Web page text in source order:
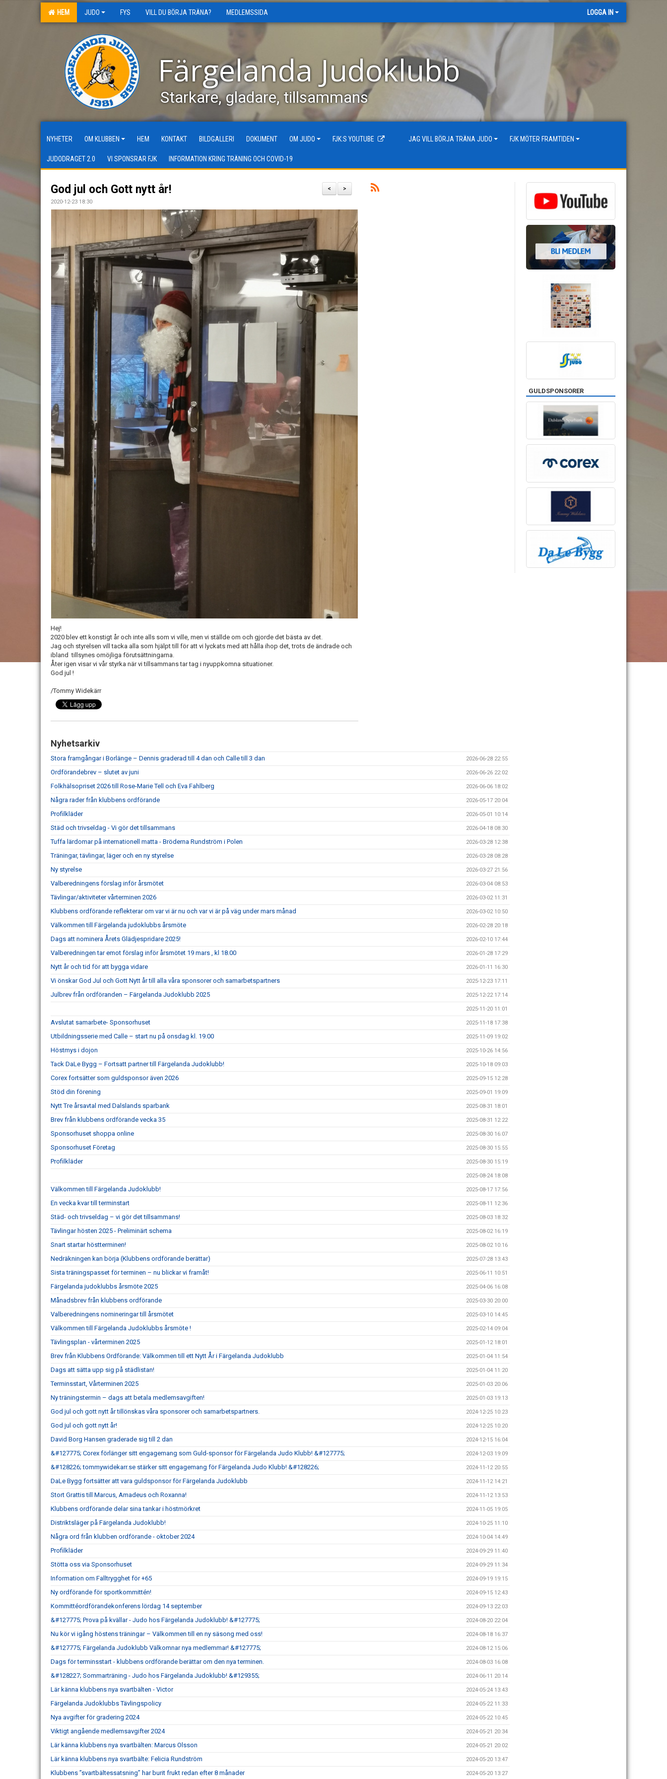
HEM JUDO FYS VILL DU BÖRJA TRÄNA? MEDLEMSSIDA LOGGA IN
Färgelanda Judoklubb
Starkare, gladare, tillsammans
NYHETER OM KLUBBEN HEM KONTAKT BILDGALLERI DOKUMENT OM JUDO FJK:S YOUTUBE JAG VILL BÖRJA TRÄNA JUDO FJK MÖTER FRAMTIDEN
JUDODRAGET 2.0 VI SPONSRAR FJK INFORMATION KRING TRÄNING OCH COVID-19
>
<
God jul och Gott nytt år!
2020-12-23 18:30
Hej!
2020 blev ett konstigt år och inte alls som vi ville, men vi ställde om och gjorde det bästa av det.
Jag och styrelsen vill tacka alla som hjälpt till för att vi lyckats med att hålla ihop det, trots de ändrade och
ibland tillsynes omöjliga förutsättningarna.
Åter igen visar vi vår styrka när vi tillsammans tar tag i nyuppkomna situationer.
God jul !
/Tommy Widekärr
Nyhetsarkiv
Stora framgångar i Borlänge – Dennis graderad till 4 dan och Calle till 3 dan 2026-06-28 22:55
Ordförandebrev – slutet av juni 2026-06-26 22:02
Folkhälsopriset 2026 till Rose-Marie Tell och Eva Fahlberg 2026-06-06 18:02
Några rader från klubbens ordförande 2026-05-17 20:04
Profilkläder 2026-05-01 10:14
Städ och trivseldag - Vi gör det tillsammans 2026-04-18 08:30
Tuffa lärdomar på internationell matta - Bröderna Rundström i Polen 2026-03-28 12:38
Träningar, tävlingar, läger och en ny styrelse 2026-03-28 08:28
Ny styrelse 2026-03-27 21:56
Valberedningens förslag inför årsmötet 2026-03-04 08:53
Tävlingar/aktiviteter vårterminen 2026 2026-03-02 11:31
Klubbens ordförande reflekterar om var vi är nu och var vi är på väg under mars månad 2026-03-02 10:50
Välkommen till Färgelanda judoklubbs årsmöte 2026-02-28 20:18
Dags att nominera Årets Glädjespridare 2025! 2026-02-10 17:44
Valberedningen tar emot förslag inför årsmötet 19 mars , kl 18.00 2026-01-28 17:29
Nytt år och tid för att bygga vidare 2026-01-11 16:30
Vi önskar God Jul och Gott Nytt år till alla våra sponsorer och samarbetspartners 2025-12-23 17:11
Julbrev från ordföranden – Färgelanda Judoklubb 2025 2025-12-22 17:14
2025-11-20 11:01
Avslutat samarbete- Sponsorhuset 2025-11-18 17:38
Utbildningsserie med Calle – start nu på onsdag kl. 19.00 2025-11-09 19:02
Höstmys i dojon 2025-10-26 14:56
Tack DaLe Bygg – Fortsatt partner till Färgelanda Judoklubb! 2025-10-18 09:03
Corex fortsätter som guldsponsor även 2026 2025-09-15 12:28
Stöd din förening 2025-09-01 19:09
Nytt Tre årsavtal med Dalslands sparbank 2025-08-31 18:01
Brev från klubbens ordförande vecka 35 2025-08-31 12:22
Sponsorhuset shoppa online 2025-08-30 16:07
Sponsorhuset Företag 2025-08-30 15:55
Profilkläder 2025-08-30 15:19
2025-08-24 18:08
Välkommen till Färgelanda Judoklubb! 2025-08-17 17:56
En vecka kvar till terminstart 2025-08-11 12:36
Städ- och trivseldag – vi gör det tillsammans! 2025-08-03 18:32
Tävlingar hösten 2025 - Preliminärt schema 2025-08-02 16:19
Snart startar höstterminen! 2025-08-02 10:16
Nedräkningen kan börja (Klubbens ordförande berättar) 2025-07-28 13:43
Sista träningspasset för terminen – nu blickar vi framåt! 2025-06-11 10:51
Färgelanda judoklubbs årsmöte 2025 2025-04-06 16:08
Månadsbrev från klubbens ordförande 2025-03-30 20:00
Valberedningens nomineringar till årsmötet 2025-03-10 14:45
Välkommen till Färgelanda Judoklubbs årsmöte ! 2025-02-14 09:04
Tävlingsplan - vårterminen 2025 2025-01-12 18:01
Brev från Klubbens Ordförande: Välkommen till ett Nytt År i Färgelanda Judoklubb 2025-01-04 11:54
Dags att sätta upp sig på städlistan! 2025-01-04 11:20
Terminsstart, Vårterminen 2025 2025-01-03 20:06
Ny träningstermin – dags att betala medlemsavgiften! 2025-01-03 19:13
God jul och gott nytt år tillönskas våra sponsorer och samarbetspartners. 2024-12-25 10:23
God jul och gott nytt år! 2024-12-25 10:20
David Borg Hansen graderade sig till 2 dan 2024-12-15 16:04
&#127775; Corex förlänger sitt engagemang som Guld-sponsor för Färgelanda Judo Klubb! &#127775; 2024-12-03 19:09
&#128226; tommywidekarr.se stärker sitt engagemang för Färgelanda Judo Klubb! &#128226; 2024-11-12 20:55
DaLe Bygg fortsätter att vara guldsponsor för Färgelanda Judoklubb 2024-11-12 14:21
Stort Grattis till Marcus, Amadeus och Roxanna! 2024-11-12 13:53
Klubbens ordförande delar sina tankar i höstmörkret 2024-11-05 19:05
Distriktsläger på Färgelanda Judoklubb! 2024-10-25 11:10
Några ord från klubben ordförande - oktober 2024 2024-10-04 14:49
Profilkläder 2024-09-29 11:40
Stötta oss via Sponsorhuset 2024-09-29 11:34
Information om Falltrygghet för +65 2024-09-19 19:15
Ny ordförande för sportkommittén! 2024-09-15 12:43
Kommittéordförandekonferens lördag 14 september 2024-09-13 22:03
&#127775; Prova på kvällar - Judo hos Färgelanda Judoklubb! &#127775; 2024-08-20 22:04
Nu kör vi igång höstens träningar – Välkommen till en ny säsong med oss! 2024-08-18 16:37
&#127775; Färgelanda Judoklubb Välkomnar nya medlemmar! &#127775; 2024-08-12 15:06
Dags för terminsstart - klubbens ordförande berättar om den nya terminen. 2024-08-03 16:08
&#128227; Sommarträning - Judo hos Färgelanda Judoklubb! &#129355; 2024-06-11 20:14
Lär känna klubbens nya svartbälten - Victor 2024-05-24 13:43
Färgelanda Judoklubbs Tävlingspolicy 2024-05-22 11:33
Nya avgifter för gradering 2024 2024-05-22 10:45
Viktigt angående medlemsavgifter 2024 2024-05-21 20:34
Lär känna klubbens nya svartbälten: Marcus Olsson 2024-05-21 20:02
Lär känna klubbens nya svartbälte: Felicia Rundström 2024-05-20 13:47
Klubbens ”svartbältessatsning” har burit frukt redan efter 8 månader 2024-05-20 13:27
GULDSPONSORER